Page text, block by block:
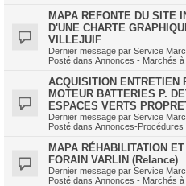
MAPA REFONTE DU SITE
D'UNE CHARTE
VILLEJUIF
Dernier message par Service
Posté dans Annonces - Marchés
ACQUISITION ENTRETIEN
MOTEUR BATTERIES P.
ESPACES VERTS
Dernier message par Service
Posté dans Annonces-Procédures
MAPA RÉHABILITATION
FORAIN VARLIN (Relance)
Dernier message par Service
Posté dans Annonces - Marchés